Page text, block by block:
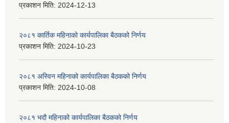
प्रकाशन मिति: 2024-12-13
२०८१ कार्तिक महिनाको कार्यपालिका बैठकको निर्णय
प्रकाशन मिति: 2024-10-23
२०८१ अस्विन महिनाको कार्यपालिका बैठकको निर्णय
प्रकाशन मिति: 2024-10-08
२०८१ भदौ महिनाको कार्यपालिका बैठकको निर्णय